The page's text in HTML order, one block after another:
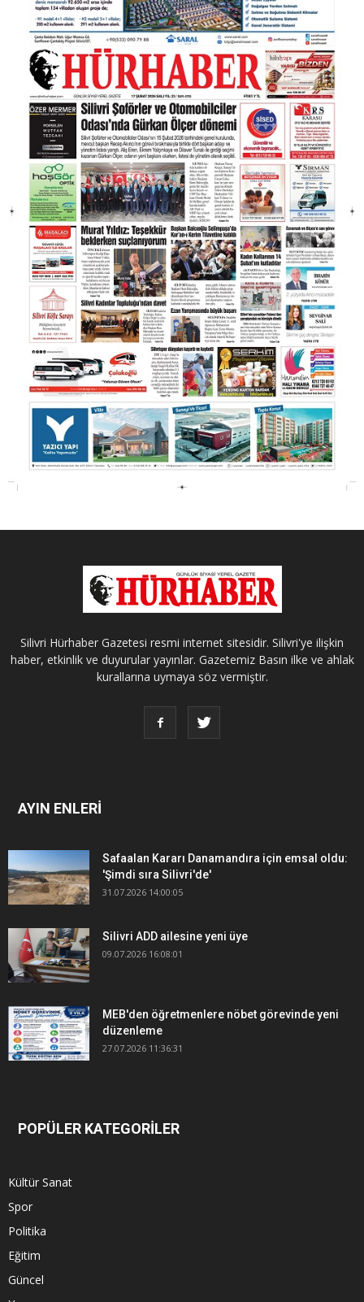
Silivri Hürhaber Gazetesi resmi internet sitesidir. Silivri'ye ilişkin
haber, etkinlik ve duyurular yayınlar. Gazetemiz Basın ilke ve ahlak
kurallarına uymaya söz vermiştir.
AYIN ENLERİ
Safaalan Kararı Danamandıra için emsal oldu:
'Şimdi sıra Silivri'de'
31.07.2026 14:00:05
Silivri ADD ailesine yeni üye
09.07.2026 16:08:01
MEB'den öğretmenlere nöbet görevinde yeni
düzenleme
27.07.2026 11:36:31
POPÜLER KATEGORİLER
Kültür Sanat
Spor
Politika
Eğitim
Güncel